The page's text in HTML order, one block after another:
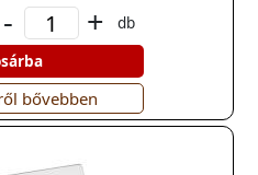
- +
db
bővebben